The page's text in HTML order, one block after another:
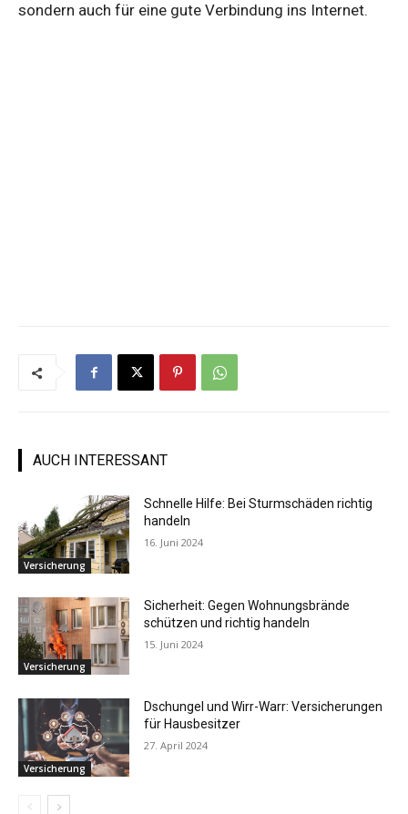
sondern auch für eine gute Verbindung ins Internet.
AUCH INTERESSANT
Versicherung
Schnelle Hilfe: Bei Sturmschäden richtig
handeln
16. Juni 2024
Versicherung
Sicherheit: Gegen Wohnungsbrände
schützen und richtig handeln
15. Juni 2024
Versicherung
Dschungel und Wirr-Warr: Versicherungen
für Hausbesitzer
27. April 2024